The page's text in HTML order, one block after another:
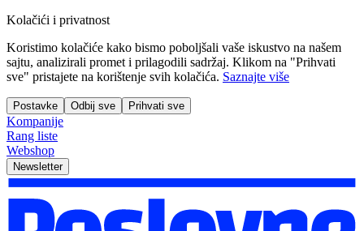
Kolačići i privatnost
Koristimo kolačiće kako bismo poboljšali vaše iskustvo na našem
sajtu, analizirali promet i prilagodili sadržaj. Klikom na "Prihvati
sve" pristajete na korištenje svih kolačića. Saznajte više
Postavke Odbij sve Prihvati sve
Kompanije
Rang liste
Webshop
Newsletter